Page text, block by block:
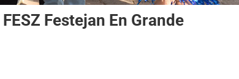
Festejan En Grande